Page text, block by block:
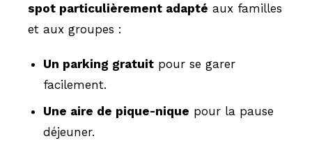
spot particulièrement adapté aux familles
et aux groupes :
Un parking gratuit pour se garer
facilement.
Une aire de pique-nique pour la pause
déjeuner.